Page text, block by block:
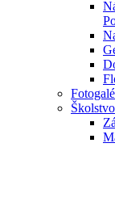
Školstvo